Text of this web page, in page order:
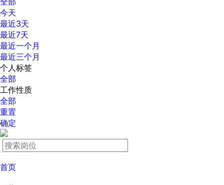
今天
最近3天
最近7天
最近一个月
最近三个月
个人标签
全部
工作性质
全部
重置
确定
首页